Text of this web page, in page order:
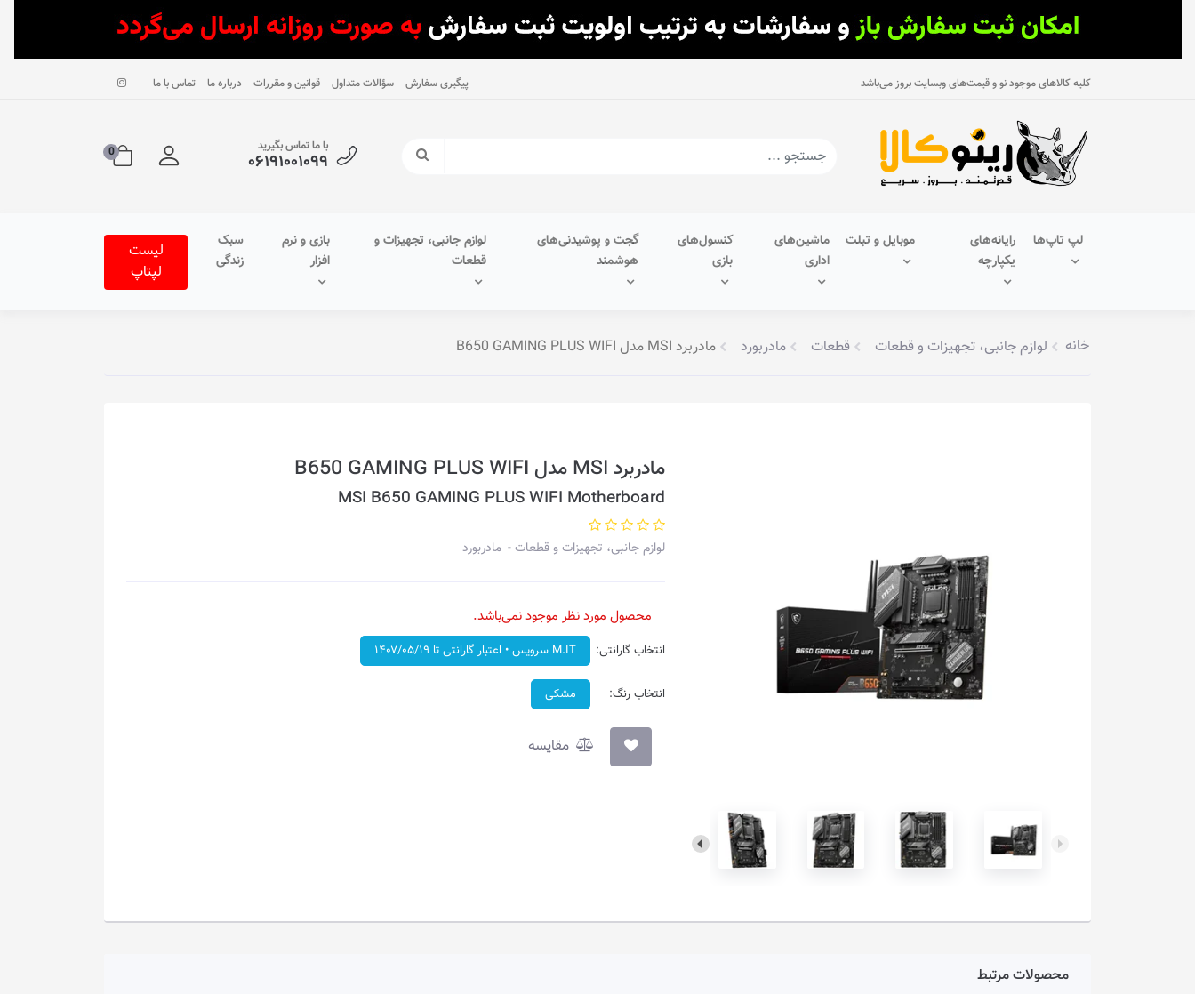
کلیه کالاهای موجود نو و قیمت‌های وبسایت بروز می‌باشد پیگیری سفارش سؤالات متداول قوانین و مقررات درباره ما تماس با ما
با ما تماس بگیرید
۰۶۱۹۱۰۰۱۰۹۹ 0
لپ تاپ‌ها
رایانه‌های
یکپارچه
موبایل و تبلت
ماشین‌های
اداری
کنسول‌های
بازی
گجت و پوشیدنی‌های
هوشمند
لوازم جانبی، تجهیزات و
قطعات
بازی و نرم
افزار
سبک
زندگی
لیست
لپتاپ
خانه لوازم جانبی، تجهیزات و قطعات قطعات مادربورد مادربرد MSI مدل B650 GAMING PLUS WIFI
مادربرد MSI مدل B650 GAMING PLUS WIFI
MSI B650 GAMING PLUS WIFI Motherboard
لوازم جانبی، تجهیزات و قطعات مادربورد
محصول مورد نظر موجود نمی‌باشد.
انتخاب گارانتی: M.IT سرویس • اعتبار گارانتی تا ۱۴۰۷/۰۵/۱۹
انتخاب رنگ: مشکی
مقایسه
محصولات مرتبط